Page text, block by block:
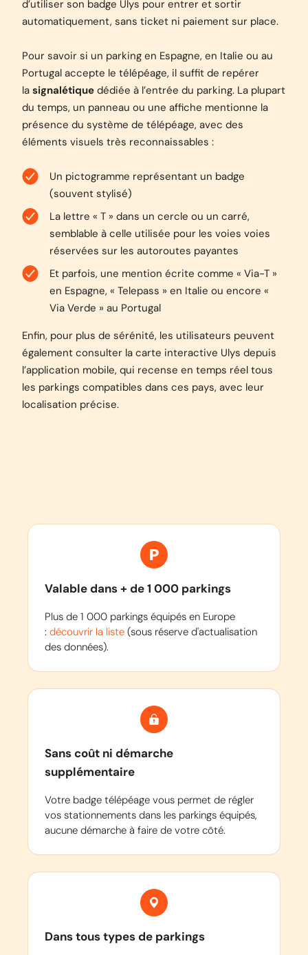
d’utiliser son badge Ulys pour entrer et sortir
automatiquement, sans ticket ni paiement sur place.
Pour savoir si un parking en Espagne, en Italie ou au
Portugal accepte le télépéage, il suffit de repérer
la signalétique dédiée à l’entrée du parking. La plupart
du temps, un panneau ou une affiche mentionne la
présence du système de télépéage, avec des
éléments visuels très reconnaissables :
Un pictogramme représentant un badge
(souvent stylisé)
La lettre « T » dans un cercle ou un carré,
semblable à celle utilisée pour les voies voies
réservées sur les autoroutes payantes
Et parfois, une mention écrite comme « Via-T »
en Espagne, « Telepass » en Italie ou encore «
Via Verde » au Portugal
Enfin, pour plus de sérénité, les utilisateurs peuvent
également consulter la carte interactive Ulys depuis
l’application mobile, qui recense en temps réel tous
les parkings compatibles dans ces pays, avec leur
localisation précise.
Valable dans + de 1 000 parkings
Plus de 1 000 parkings équipés en Europe
: découvrir la liste (sous réserve d'actualisation
des données).
Sans coût ni démarche
supplémentaire
Votre badge télépéage vous permet de régler
vos stationnements dans les parkings équipés,
aucune démarche à faire de votre côté.
Dans tous types de parkings